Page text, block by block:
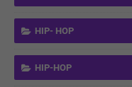
HIP- HOP
HIP-HOP